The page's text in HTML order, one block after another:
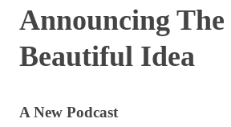
Announcing The
Beautiful Idea
A New Podcast